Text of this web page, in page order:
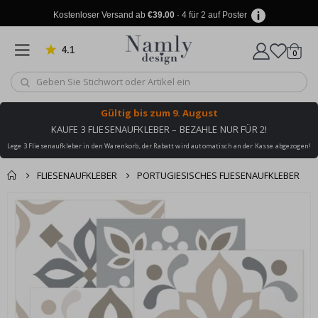
Kostenloser Versand ab €39.00· 4 für 2 auf Poster
4.1 von 1030 Bewertungen
Wagen
0
Gültig bis zum 9. August
KAUFE 3 FLIESENAUFKLEBER – BEZAHLE NUR FÜR 2!
Lege 3 Fliesenaufkleber in den Warenkorb, der Rabatt wird automatisch an der Kasse abgezogen!
FLIESENAUFKLEBER PORTUGIESISCHES FLIESENAUFKLEBER
Produkt zum
Warenkorb
hinzugefügt ✔️
Kostenloser Versand
erreicht!
Zum
Ende
der
Bildgalerie